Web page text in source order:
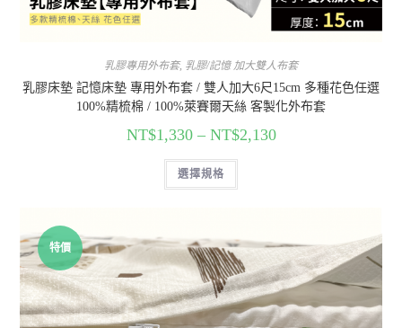
乳膠專用外布套, 乳膠/記憶 加大雙人布套
乳膠床墊 記憶床墊 專用外布套 / 雙人加大6尺15cm 多種花色任選
100%精梳棉 / 100%萊賽爾天絲 客製化外布套
NT$1,330– NT$2,130
選擇規格
特價